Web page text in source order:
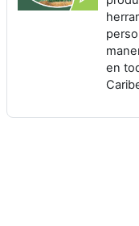
en